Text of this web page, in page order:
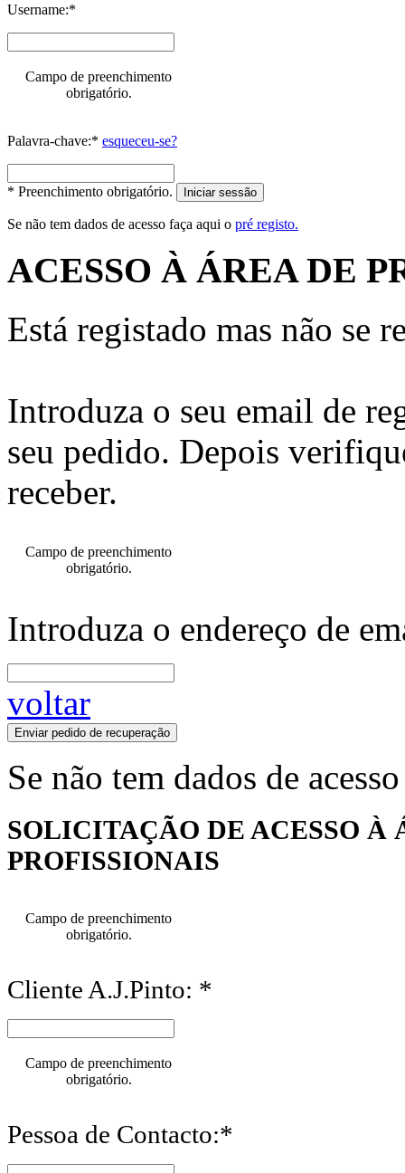
Username:*
Campo de preenchimento
obrigatório.
Palavra-chave:* esqueceu-se?
* Preenchimento obrigatório. Iniciar sessão
Se não tem dados de acesso faça aqui o pré registo.
ACESSO À ÁREA DE
Está registado mas não se
Introduza o seu email de
seu pedido. Depois
receber.
Campo de preenchimento
obrigatório.
Introduza o endereço de
voltar
Enviar pedido de recuperação
Se não tem dados de
SOLICITAÇÃO DE ACESSO À
PROFISSIONAIS
Campo de preenchimento
obrigatório.
Cliente A.J.Pinto: *
Campo de preenchimento
obrigatório.
Pessoa de Contacto:*